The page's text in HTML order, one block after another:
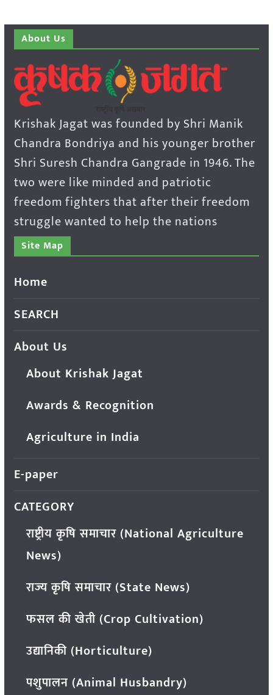
About Us
Krishak Jagat was founded by Shri Manik
Chandra Bondriya and his younger brother
Shri Suresh Chandra Gangrade in 1946. The
two were like minded and patriotic
freedom fighters that after their freedom
struggle wanted to help the nations
Site Map
Home
SEARCH
About Us
About Krishak Jagat
Awards & Recognition
Agriculture in India
E-paper
CATEGORY
राष्ट्रीय कृषि समाचार (National Agriculture
News)
राज्य कृषि समाचार (State News)
फसल की खेती (Crop Cultivation)
उद्यानिकी (Horticulture)
पशुपालन (Animal Husbandry)